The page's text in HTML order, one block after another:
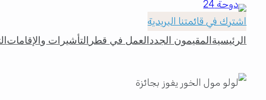
اشترك في قائمتنا البريدية
الرئيسية المقيمون الجدد العمل في قطر التأشيرات والإقامات